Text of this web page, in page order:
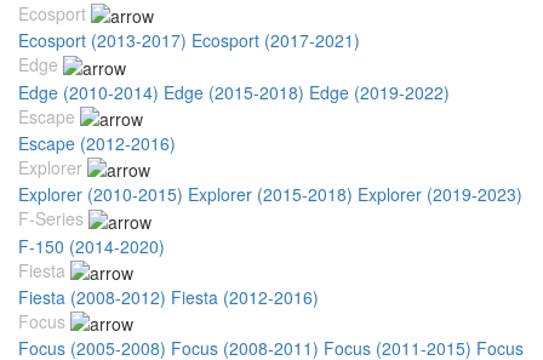
Ecosport
Ecosport (2013-2017) Ecosport (2017-2021)
Edge
Edge (2010-2014) Edge (2015-2018) Edge (2019-2022)
Escape
Escape (2012-2016)
Explorer
Explorer (2010-2015) Explorer (2015-2018) Explorer (2019-2023)
F-Series
F-150 (2014-2020)
Fiesta
Fiesta (2008-2012) Fiesta (2012-2016)
Focus
Focus (2005-2008) Focus (2008-2011) Focus (2011-2015) Focus